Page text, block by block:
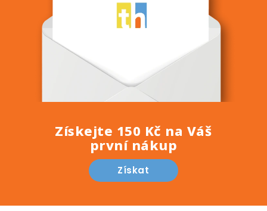
Získejte 150 Kč na Váš
první nákup
Získat